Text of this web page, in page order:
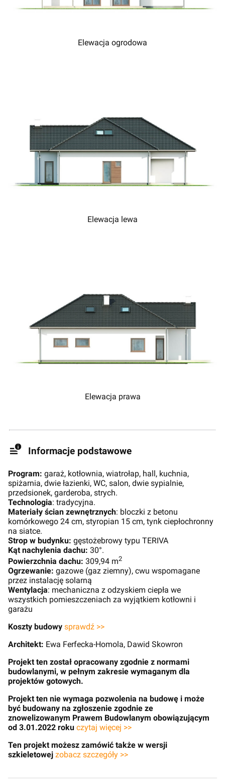
Elewacja ogrodowa
Elewacja lewa
Elewacja prawa
Informacje podstawowe
Program: garaż, kotłownia, wiatrołap, hall, kuchnia,
spiżarnia, dwie łazienki, WC, salon, dwie sypialnie,
przedsionek, garderoba, strych.
Technologia: tradycyjna.
Materiały ścian zewnętrznych: bloczki z betonu
komórkowego 24 cm, styropian 15 cm, tynk ciepłochronny
na siatce.
Strop w budynku: gęstożebrowy typu TERIVA
Kąt nachylenia dachu: 30°.
Powierzchnia dachu: 309,94 m2
Ogrzewanie: gazowe (gaz ziemny), cwu wspomagane
przez instalację solarną
Wentylacja: mechaniczna z odzyskiem ciepła we
wszystkich pomieszczeniach za wyjątkiem kotłowni i
garażu
Koszty budowy sprawdź >>
Architekt: Ewa Ferfecka-Homola, Dawid Skowron
Projekt ten został opracowany zgodnie z normami
budowlanymi, w pełnym zakresie wymaganym dla
projektów gotowych.
Projekt ten nie wymaga pozwolenia na budowę i może
być budowany na zgłoszenie zgodnie ze
znowelizowanym Prawem Budowlanym obowiązującym
od 3.01.2022 roku czytaj więcej >>
Ten projekt możesz zamówić także w wersji
szkieletowej zobacz szczegóły >>